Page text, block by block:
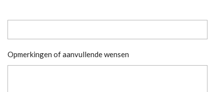
Opmerkingen of aanvullende wensen